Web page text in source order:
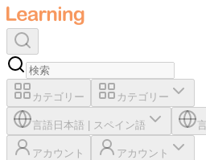
カテゴリー カテゴリー
言語 日本語 スペイン語
アカウント アカウント